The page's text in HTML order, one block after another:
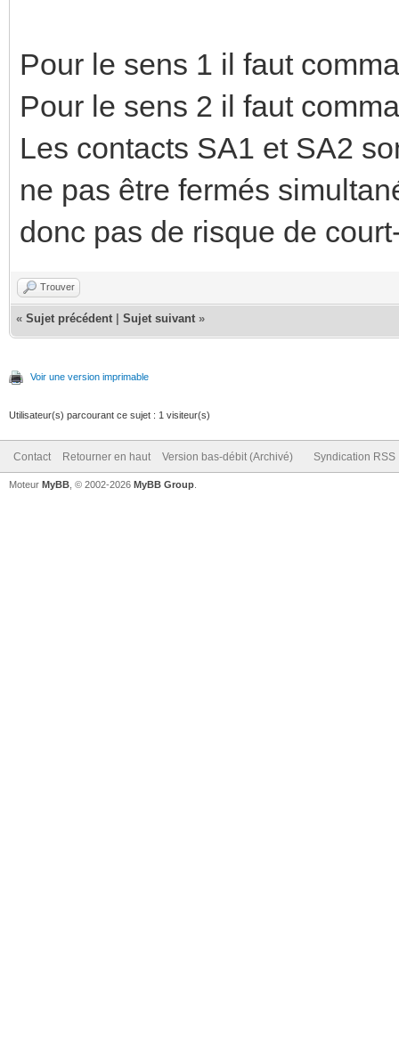
Pour le sens 1 il faut
Pour le sens 2 il faut
Les contacts SA1 et SA2
ne pas être fermés
donc pas de risque de
Trouver
« Sujet précédent Sujet suivant »
Voir une version imprimable
Utilisateur(s) parcourant ce sujet : 1 visiteur(s)
Contact Retourner en haut Version bas-débit (Archivé) Syndication RSS
Moteur MyBB , © 2002-2026 MyBB Group